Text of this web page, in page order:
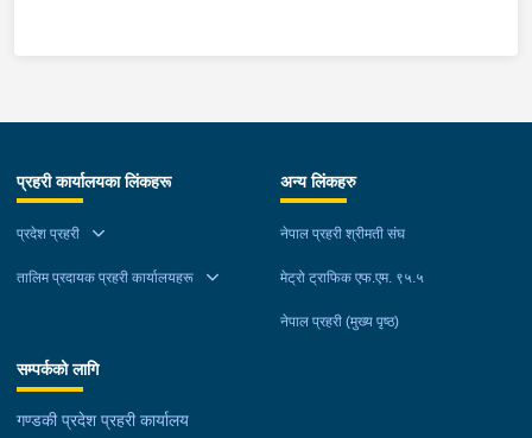
खटिएको प्रहरी टोलीले नियन्त्रणमा लिईएको ।
प्रहरी कार्यालयका लिंकहरू
प्रदेश प्रहरी
तालिम प्रदायक प्रहरी कार्यालयहरू
अन्य लिंकहरु
नेपाल प्रहरी श्रीमती संघ
मेट्रो ट्राफिक एफ.एम. ९५.५
नेपाल प्रहरी (मुख्य पृष्ठ)
सम्पर्कको लागि
गण्डकी प्रदेश प्रहरी कार्यालय